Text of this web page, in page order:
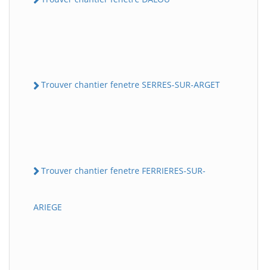
Trouver chantier fenetre SERRES-SUR-ARGET
Trouver chantier fenetre FERRIERES-SUR-
ARIEGE